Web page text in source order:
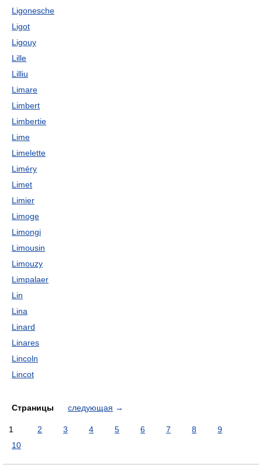
Ligonesche
Ligot
Ligouy
Lille
Lilliu
Limare
Limbert
Limbertie
Lime
Limelette
Liméry
Limet
Limier
Limoge
Limongi
Limousin
Limouzy
Limpalaer
Lin
Lina
Linard
Linares
Lincoln
Lincot
Страницы следующая →
1 2 3 4 5 6 7 8
9
10